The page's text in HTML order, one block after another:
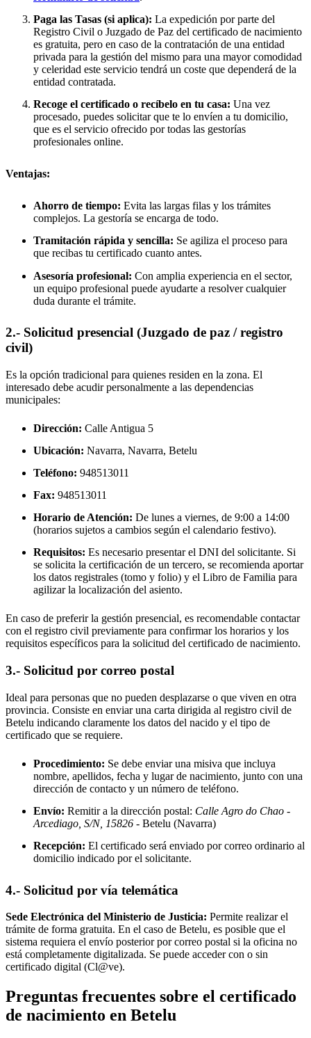
Paga las Tasas (si aplica): La expedición por parte del
Registro Civil o Juzgado de Paz del certificado de nacimiento
es gratuita, pero en caso de la contratación de una entidad
privada para la gestión del mismo para una mayor comodidad
y celeridad este servicio tendrá un coste que dependerá de la
entidad contratada.
Recoge el certificado o recíbelo en tu casa: Una vez
procesado, puedes solicitar que te lo envíen a tu domicilio,
que es el servicio ofrecido por todas las gestorías
profesionales online.
Ventajas:
Ahorro de tiempo: Evita las largas filas y los trámites
complejos. La gestoría se encarga de todo.
Tramitación rápida y sencilla: Se agiliza el proceso para
que recibas tu certificado cuanto antes.
Asesoría profesional: Con amplia experiencia en el sector,
un equipo profesional puede ayudarte a resolver cualquier
duda durante el trámite.
2.- Solicitud presencial (Juzgado de paz / registro
civil)
Es la opción tradicional para quienes residen en la zona. El
interesado debe acudir personalmente a las dependencias
municipales:
Dirección: Calle Antigua 5
Ubicación: Navarra, Navarra, Betelu
Teléfono: 948513011
Fax: 948513011
Horario de Atención: De lunes a viernes, de 9:00 a 14:00
(horarios sujetos a cambios según el calendario festivo).
Requisitos: Es necesario presentar el DNI del solicitante. Si
se solicita la certificación de un tercero, se recomienda aportar
los datos registrales (tomo y folio) y el Libro de Familia para
agilizar la localización del asiento.
En caso de preferir la gestión presencial, es recomendable contactar
con el registro civil previamente para confirmar los horarios y los
requisitos específicos para la solicitud del certificado de nacimiento.
3.- Solicitud por correo postal
Ideal para personas que no pueden desplazarse o que viven en otra
provincia. Consiste en enviar una carta dirigida al registro civil de
Betelu indicando claramente los datos del nacido y el tipo de
certificado que se requiere.
Procedimiento: Se debe enviar una misiva que incluya
nombre, apellidos, fecha y lugar de nacimiento, junto con una
dirección de contacto y un número de teléfono.
Envío: Remitir a la dirección postal: Calle Agro do Chao -
Arcediago, S/N, 15826 - Betelu (Navarra)
Recepción: El certificado será enviado por correo ordinario al
domicilio indicado por el solicitante.
4.- Solicitud por vía telemática
Sede Electrónica del Ministerio de Justicia: Permite realizar el
trámite de forma gratuita. En el caso de Betelu, es posible que el
sistema requiera el envío posterior por correo postal si la oficina no
está completamente digitalizada. Se puede acceder con o sin
certificado digital (Cl@ve).
Preguntas frecuentes sobre el certificado
de nacimiento en Betelu